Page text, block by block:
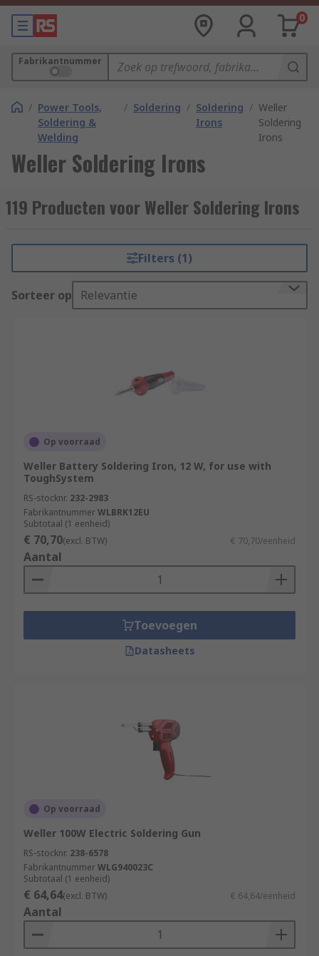
0
Fabrikantnummer
/ Power Tools,
Soldering &
Welding
/ Soldering / Soldering
Irons
/ Weller
Soldering
Irons
Weller Soldering Irons
119 Producten voor Weller Soldering Irons
Filters (1)
Sorteer op Relevantie
Op voorraad
Weller Battery Soldering Iron, 12 W, for use with
ToughSystem
RS-stocknr. 232-2983
FabrikantnummerWLBRK12EU
Subtotaal (1 eenheid)
€ 70,70(excl. BTW) € 70,70/eenheid
Aantal
Toevoegen
Datasheets
Op voorraad
Weller 100W Electric Soldering Gun
RS-stocknr. 238-6578
FabrikantnummerWLG940023C
Subtotaal (1 eenheid)
€ 64,64(excl. BTW) € 64,64/eenheid
Aantal